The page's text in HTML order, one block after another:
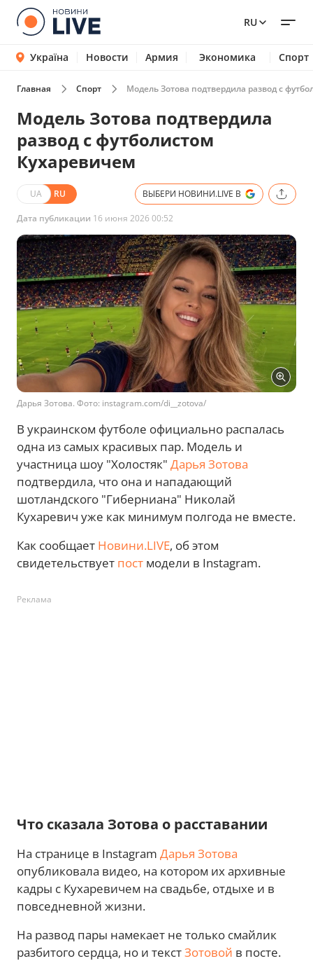
RU
Україна Новости Армия Экономика Спорт
Главная Спорт Модель Зотова подтвердила развод с
Модель Зотова подтвердила
развод с футболистом
Кухаревичем
UA RU ВЫБЕРИ НОВИНИ.LIVE В
Дата публикации 16 июня 2026 00:52
Дарья Зотова. Фото: instagram.com/di__zotova/
В украинском футболе официально распалась
одна из самых красивых пар. Модель и
участница шоу "Холостяк" Дарья Зотова
подтвердила, что она и нападающий
шотландского "Гиберниана" Николай
Кухаревич уже как минимум полгода не вместе.
Как сообщает Новини.LIVE, об этом
свидетельствует пост модели в Instagram.
Реклама
Что сказала Зотова о расставании
На странице в Instagram Дарья Зотова
опубликовала видео, на котором их архивные
кадры с Кухаревичем на свадьбе, отдыхе и в
повседневной жизни.
На развод пары намекает не только смайлик
разбитого сердца, но и текстЗотовой в посте.